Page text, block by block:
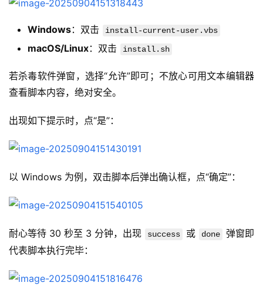
Windows：双击 install-current-user.vbs
macOS/Linux：双击 install.sh
若杀毒软件弹窗，选择“允许”即可；不放心可用文本编辑器
查看脚本内容，绝对安全。
出现如下提示时，点“是”：
以 Windows 为例，双击脚本后弹出确认框，点“确定”：
耐心等待 30 秒至 3 分钟，出现 success 或 done
弹窗即
代表脚本执行完毕：